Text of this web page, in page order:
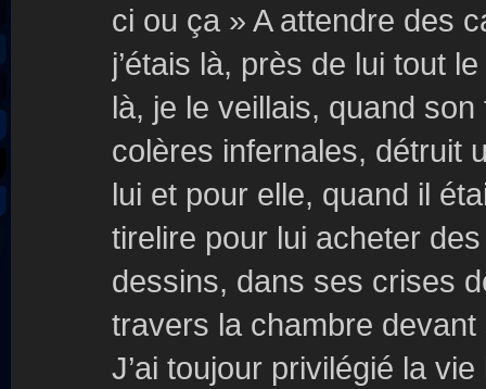
ci ou ça » A attendre des
j’étais là, près de lui tout
là, je le veillais, quand
colères infernales, détruit
lui et pour elle, quand il
tirelire pour lui acheter
dessins, dans ses crises
travers la chambre devant
J’ai toujour privilégié la